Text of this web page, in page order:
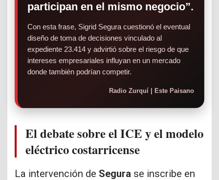
participan en el mismo negocio”.
Con esta frase, Sigrid Segura cuestionó el eventual
diseño de toma de decisiones vinculado al
expediente 23.414 y advirtió sobre el riesgo de que
intereses empresariales influyan en un mercado
donde también podrían competir.
Radio Zurquí | Este Paisano
El debate sobre el ICE y el modelo
eléctrico costarricense
La intervención de Segura se inscribe en